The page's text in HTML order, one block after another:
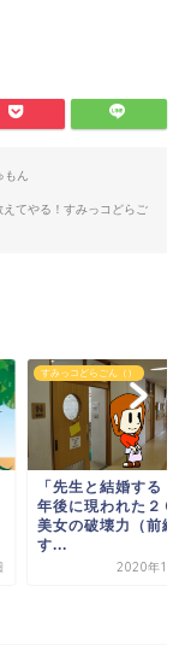
ん
てやる！すみっコどらご
すみっコどらごん（）
すみっコドラゴン（
その２）この世界は
ゴンたちであふれか
っ...
2020年11